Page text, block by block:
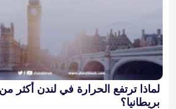
لماذا ترتفع الحرارة في لندن أكثر
بريطانيا؟